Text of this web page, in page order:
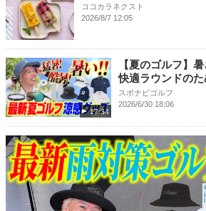
ココカラネクスト
2026/8/7 12:05
17:34
【夏のゴルフ】
快適ラウンドの
スポナビゴルフ
2026/6/30 18:06